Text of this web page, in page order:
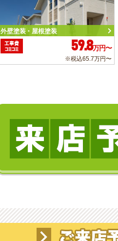
外壁塗装・屋根塗装
工事費
コミコミ
59.8万円〜
※税込65.7万円〜